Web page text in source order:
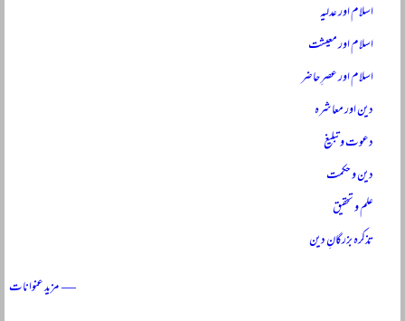
اسلام اور عدلیہ
اسلام اور معیشت
اسلام اور عصرِ حاضر
دین اور معاشرہ
دعوت و تبلیغ
دین و حکمت
علم و تحقیق
تذکرہ بزرگانِ دین
— مزید عنوانات